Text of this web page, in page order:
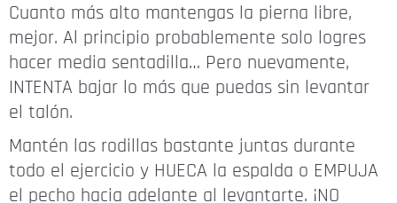
Cuanto más alto mantengas la pierna libre,
mejor. Al principio probablemente solo logres
hacer media sentadilla… Pero nuevamente,
INTENTA bajar lo más que puedas sin levantar
el talón.
Mantén las rodillas bastante juntas durante
todo el ejercicio y HUECA la espalda o EMPUJA
el pecho hacia adelante al levantarte. ¡NO